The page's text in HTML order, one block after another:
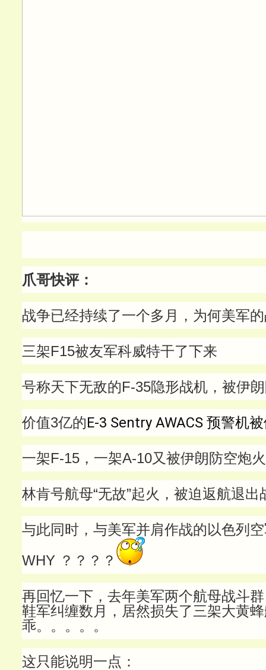
爪哥快评：
战争已经持续了一个多月，为何美军
三架F15被友军科威特干了下来
号称天下无敌的F-35隐形战机，被伊
价值3亿的E-3 Sentry AWACS 预警机
一架F-15，一架A-10又被伊朗防空炮
林肯号航母“无故”起火，被迫返航退出
与此同时，与美军并肩作战的以色列
WHY ？？？？
再回忆一下，去年美军两个航母战斗
鞋军纠缠数月，居然损失了三架大黄
乖。。。。。
这只能说明一点：